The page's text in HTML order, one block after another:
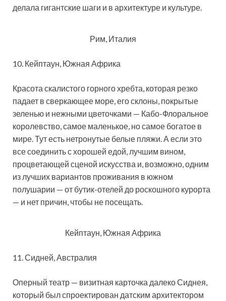
делала гигантские шаги и в архитектуре и культуре.
Рим, Италия
10. Кейптаун, Южная Африка
Красота скалистого горного хребта, которая резко
падает в сверкающее море, его склоны, покрытые
зеленью и нежными цветочками — Кабо-Флоральное
королевство, самое маленькое, но самое богатое в
мире. Тут есть нетронутые белые пляжи. А если это
все соединить с хорошей едой, лучшим вином,
процветающей сценой искусства и, возможно, одним
из лучших вариантов проживания в южном
полушарии — от бутик-отелей до роскошного курорта
— и нет причин, чтобы не посещать.
Кейптаун, Южная Африка
11. Сидней, Австралия
Оперный театр — визитная карточка далеко Сиднея,
который был спроектирован датским архитектором